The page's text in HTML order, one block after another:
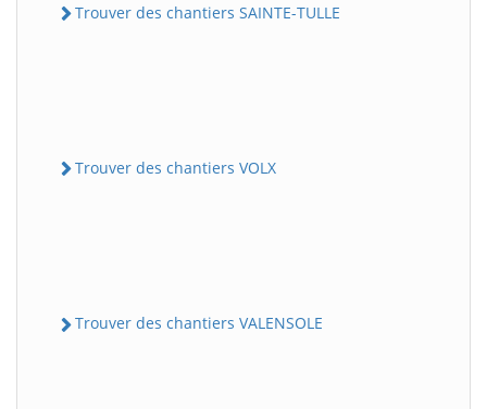
Trouver des chantiers SAINTE-TULLE
Trouver des chantiers VOLX
Trouver des chantiers VALENSOLE